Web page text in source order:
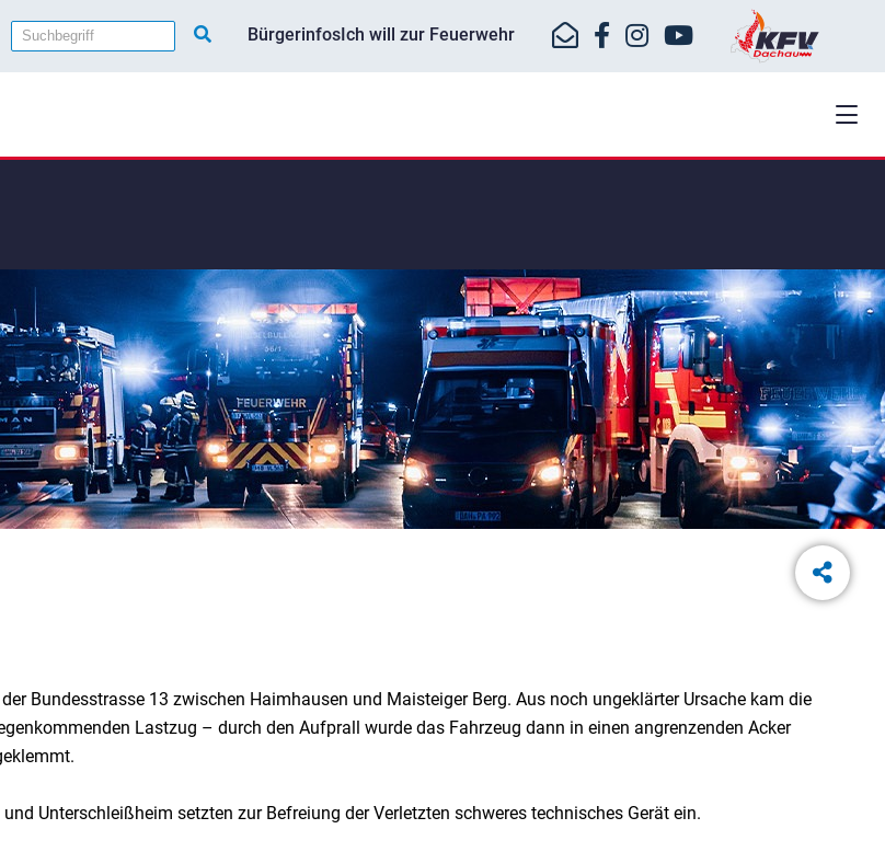
BürgerinfosIch will zur Feuerwehr
Bundesstrasse 13 zwischen Haimhausen und Maisteiger Berg. Aus noch ungeklärter Ursache kam die
Lastzug – durch den Aufprall wurde das Fahrzeug dann in einen angrenzenden Acker
Unterschleißheim setzten zur Befreiung der Verletzten schweres technisches Gerät ein.